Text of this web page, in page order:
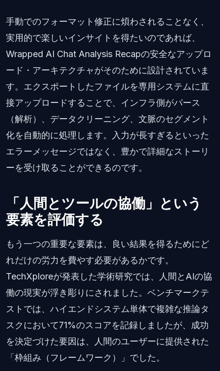
手動でのフォーマット修正に煩わされることなく、
実用的で楽しいインサイトを得たいのであれば、
Wrapped AI Chat Analysis Recapの安全なアップロ
ード・アーキテクチャがそのために設計されていま
す。エクスポートしたファイルを専用システムに直
接アップロードすることで、インフラ側がパース
（解析）、データクリーニング、文脈のセグメント
化を自動的に処理します。入力が長すぎるといった
エラーメッセージではなく、豊かで詳細なストーリ
ーを受け取ることができるのです。
「人間とツールの協働」という
要素を評価する
もう一つの重要な要素は、良い結果を得るためにど
れだけの労力を費やす必要があるかです。
TechXploreが発表した学術研究では、人間とAIの協
働の現実が浮き彫りにされました。ベンチマークテ
ストでは、ハイエンドシステム単体で複雑な推論タ
スクにおいて71%のスコアを記録しましたが、成功
を決定づけた要因は、人間のユーザーに提供された
「枠組み（フレームワーク）」でした。